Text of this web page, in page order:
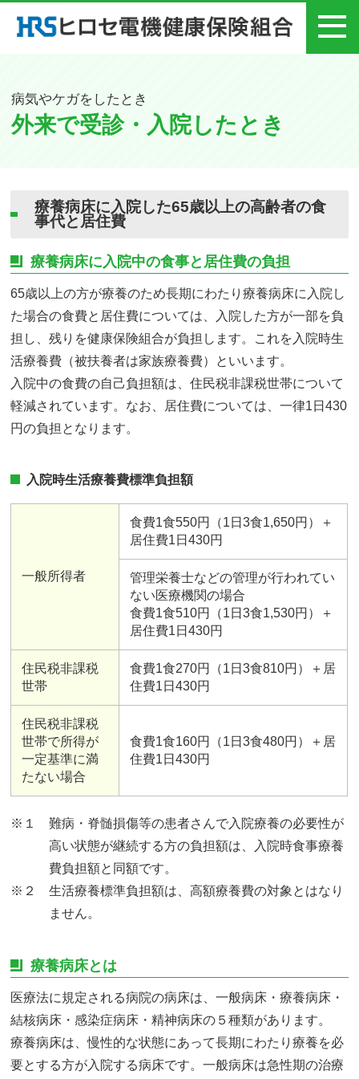
病気やケガをしたとき
外来で受診・入院したとき
療養病床に入院した65歳以上の高齢者の食
事代と居住費
療養病床に入院中の食事と居住費の負担
65歳以上の方が療養のため長期にわたり療養病床に入院し
た場合の食費と居住費については、入院した方が一部を負
担し、残りを健康保険組合が負担します。これを入院時生
活療養費（被扶養者は家族療養費）といいます。
入院中の食費の自己負担額は、住民税非課税世帯について
軽減されています。なお、居住費については、一律1日430
円の負担となります。
入院時生活療養費標準負担額
一般所得者
食費1食550円（1日3食1,650円）＋
居住費1日430円
管理栄養士などの管理が行われてい
ない医療機関の場合
食費1食510円（1日3食1,530円）＋
居住費1日430円
住民税非課税
世帯
食費1食270円（1日3食810円）＋居
住費1日430円
住民税非課税
世帯で所得が
一定基準に満
たない場合
食費1食160円（1日3食480円）＋居
住費1日430円
※１ 難病・脊髄損傷等の患者さんで入院療養の必要性が
高い状態が継続する方の負担額は、入院時食事療養
費負担額と同額です。
※２ 生活療養標準負担額は、高額療養費の対象とはなり
ません。
療養病床とは
医療法に規定される病院の病床は、一般病床・療養病床・
結核病床・感染症病床・精神病床の５種類があります。
療養病床は、慢性的な状態にあって長期にわたり療養を必
要とする方が入院する病床です。一般病床は急性期の治療